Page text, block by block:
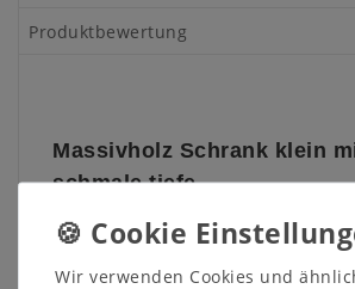
Produktbewertung
Massivholz Schrank klein
schmale tiefe
Kernbuche, Eiche massiv
oder tabakfarben geölt
Wir verwenden Cookies und